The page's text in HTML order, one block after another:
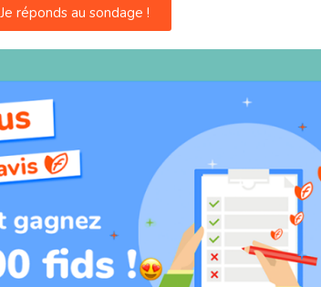
Je réponds au sondage !